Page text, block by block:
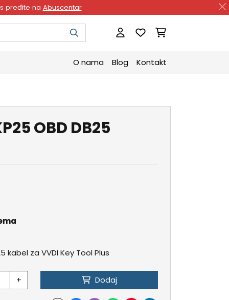
pređite na Abuscentar
O nama Blog Kontakt
OBD DB25
kabel za VVDI Key Tool Plus
+ Dodaj